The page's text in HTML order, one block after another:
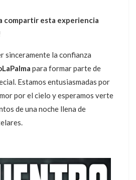
compartir esta experiencia
sinceramente la confianza
para formar parte de
Estamos entusiasmadas por
por el cielo y esperamos verte
de una noche llena de